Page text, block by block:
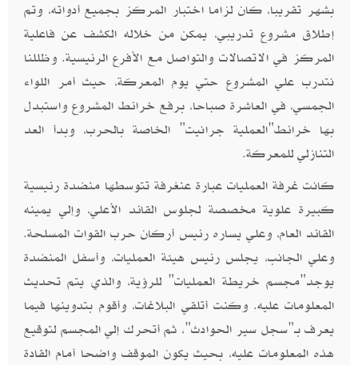
بشهر تقريبا، كان لزاما اختبار المركز بجميع أدواته، وتم
إطلاق مشروع تدريبي، يمكن من خلاله الكشف عن فاعلية
المركز في الاتصالات والتواصل مع الأفرع الرئيسية. وظللنا
نتدرب علي المشروع حتي يوم المعركة، حيث أمر اللواء
الجمسي، في العاشرة صباحا، برفع خرائط المشروع واستبدل
بها خرائط"العملية جرانيت" الخاصة بالحرب، وبدأ العد
التنازلي للمعركة.
كانت غرفة العمليات عبارة عنغرفة تتوسطها منضدة رئيسية
كبيرة علوية مخصصة لجلوس القائد الأعلي، وإلي يمينه
القائد العام، وعلي يساره رئيس أركان حرب القوات المسلحة.
وعلي الجانب، يجلس رئيس هيئة العمليات، وأسفل المنضدة
يوجد"مجسم خريطة العمليات" للرؤية، والذي يتم تحديث
المعلومات عليه. وكنت أتلقي البلاغات، وأقوم بتدوينها فيما
يعرف بـ"سجل سير الحوادث"، ثم أتحرك إلي المجسم لتوقيع
هذه المعلومات عليه، بحيث يكون الموقف واضحا أمام القادة